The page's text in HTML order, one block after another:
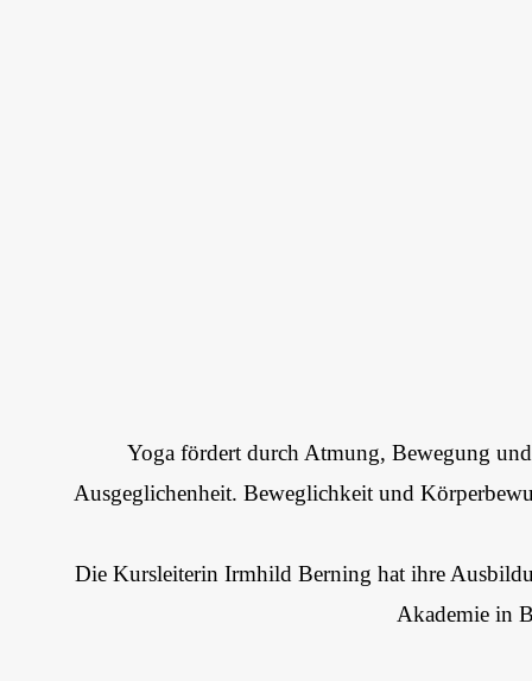
Yoga fördert durch Atmung, Bewegung
Ausgeglichenheit. Beweglichkeit und
Die Kursleiterin Irmhild Berning hat ihre
Akademie in